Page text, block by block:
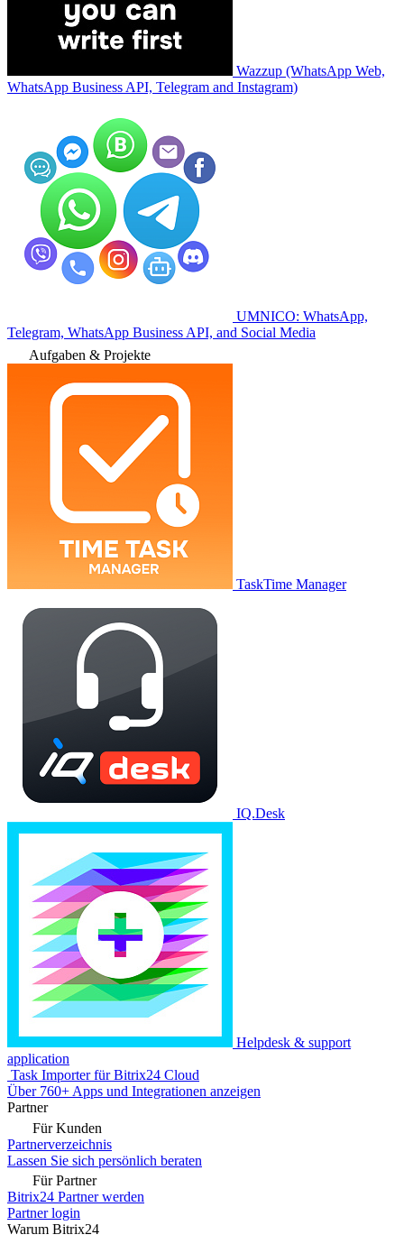
Wazzup (WhatsApp Web,
WhatsApp Business API, Telegram and Instagram)
UMNICO: WhatsApp,
Telegram, WhatsApp Business API, and Social Media
Aufgaben & Projekte
TaskTime Manager
IQ.Desk
Helpdesk & support
application
Task Importer für Bitrix24 Cloud
Über 760+ Apps und Integrationen anzeigen
Partner
Für Kunden
Partnerverzeichnis
Lassen Sie sich persönlich beraten
Für Partner
Bitrix24 Partner werden
Partner login
Warum Bitrix24